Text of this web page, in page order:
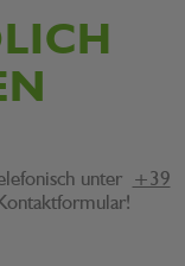
unter +39